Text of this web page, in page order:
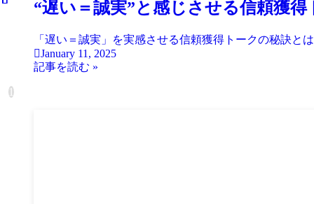
“遅い＝誠実”と感じさせる信頼獲得
「遅い＝誠実」を実感させる信頼獲得トークの秘訣とは
January 11, 2025
1